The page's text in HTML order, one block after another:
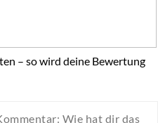
– so wird deine Bewertung